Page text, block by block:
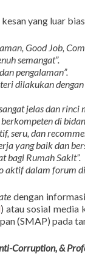
yang luar
Good Job,
semangat”.
pengalaman”.
dilakukan
jelas dan
di
seru, dan
yang baik dan
bagi Rumah Sakit”.
aktif dalam forum
dengan
) atau sosial media
(SMAP) pada
Corruption, &